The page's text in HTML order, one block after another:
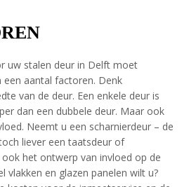
uw stalen deur in Delft moet
aantal factoren. Denk
van de deur. Een enkele deur is
dan een dubbele deur. Maar ook
Neemt u een scharnierdeur – de
liever een taatsdeur of
het ontwerp van invloed op de
vlakken en glazen panelen wilt u?